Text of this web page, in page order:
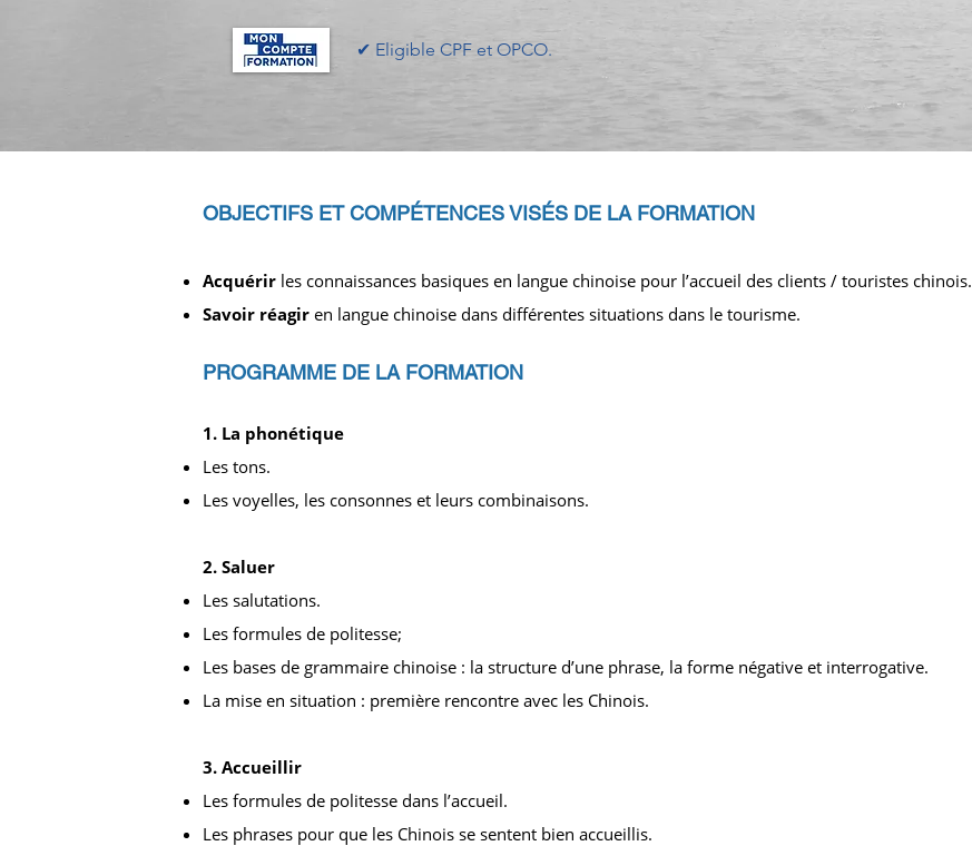
✔︎ Eligible CPF et OPCO.
OBJECTIFS ET COMPÉTENCES VISÉS DE LA FORMATION
Acquérir les connaissances basiques en langue chinoise pour l’accueil des clients / touristes chinois.​
Savoir réagir en langue chinoise dans différentes situations dans le tourisme.
PROGRAMME DE LA FORMATION
1. La phonétique
Les tons.
Les voyelles, les consonnes et leurs combinaisons​.
2. Saluer
Les salutations.
Les formules de politesse;
Les bases de grammaire chinoise : la structure d’une phrase, la forme négative et interrogative.
La mise en situation : première rencontre avec les Chinois.
3. Accueillir
Les formules de politesse dans l’accueil.
Les phrases pour que les Chinois se sentent bien accueillis.